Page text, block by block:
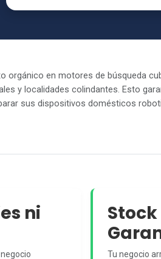
orgánico en motores de búsqueda
y localidades colindantes. Esto
sus dispositivos domésticos
ni
Tu negocio